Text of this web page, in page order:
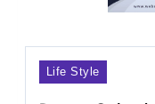
Life Style